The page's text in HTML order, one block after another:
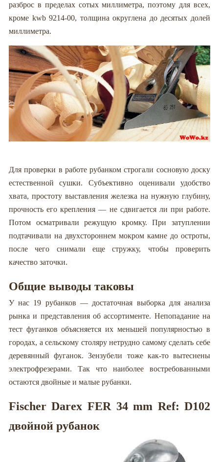
разброс в пределах сотых миллиметра, поэтому для всех,
кроме kwb 9214-00, толщина округлена до десятых долей
миллиметра.
Для проверки в работе рубанком строгали сосновую доску
естественной сушки. Субъективно оценивали удобство
хвата, простоту выставления железка на нужную глубину,
прочность его крепления — не сдвигается ли при работе.
Потом осматривали режущую кромку. При затуплении
подтачивали на двухстороннем мокром камне до остроты,
после чего снимали еще стружку, чтобы проверить
качество заточки.
Общие выводы таковы
У нас 19 рубанков — достаточная выборка для анализа
рынка и представления об ассортименте. Непопадание на
тест фуганков объясняется их меньшей популярностью в
городах, а сельскому столяру нетрудно самому сделать себе
деревянный фуганок. Зензубели тоже как-то вытеснены
электрофрезерами. Так что наиболее востребованными
остаются двойные и малые рубанки.
Fischer Darex FER 34 mm Ref: D102
двойной рубанок